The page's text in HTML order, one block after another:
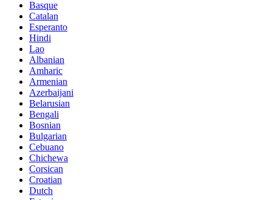
Basque
Catalan
Esperanto
Hindi
Lao
Albanian
Amharic
Armenian
Azerbaijani
Belarusian
Bengali
Bosnian
Bulgarian
Cebuano
Chichewa
Corsican
Croatian
Dutch